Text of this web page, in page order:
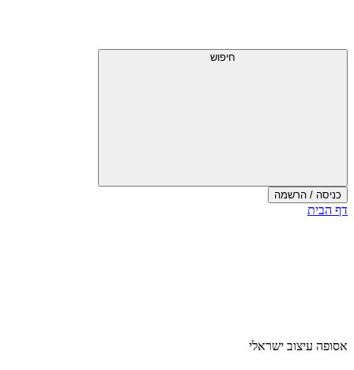
חיפוש
כניסה / הרשמה
דף הבית
אסופה עיצוב ישראלי